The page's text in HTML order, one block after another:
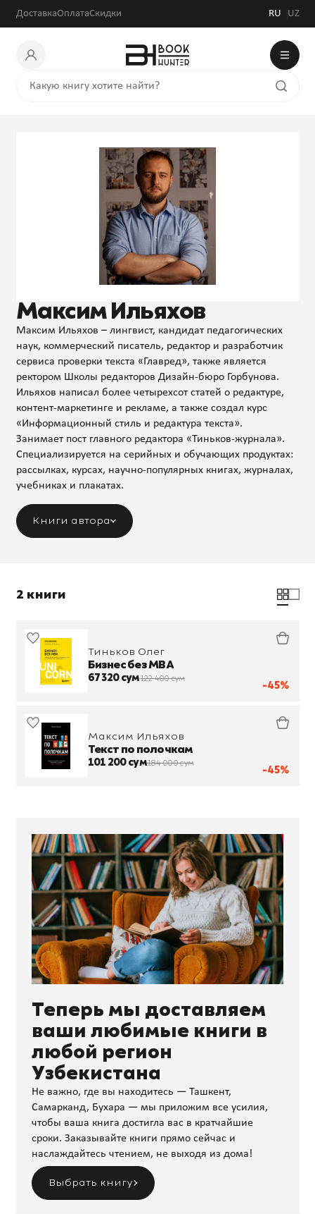
ДоставкаОплатаСкидки RU UZ
Максим Ильяхов
Максим Ильяхов – лингвист, кандидат педагогических
наук, коммерческий писатель, редактор и разработчик
сервиса проверки текста «Главред», также является
ректором Школы редакторов Дизайн-бюро Горбунова.
Ильяхов написал более четырехсот статей о редактуре,
контент-маркетинге и рекламе, а также создал курс
«Информационный стиль и редактура текста».
Занимает пост главного редактора «Тиньков-журнала».
Специализируется на серийных и обучающих продуктах:
рассылках, курсах, научно-популярных книгах, журналах,
учебниках и плакатах.
Книги автора
2 книги
-45%
Тиньков Олег
Бизнес без MBA
67 320 сум122 400 сум
-45%
Максим Ильяхов
Текст по полочкам
101 200 сум184 000 сум
Теперь мы доставляем
ваши любимые книги в
любой регион
Узбекистана
Не важно, где вы находитесь — Ташкент,
Самарканд, Бухара — мы приложим все усилия,
чтобы ваша книга достигла вас в кратчайшие
сроки. Заказывайте книги прямо сейчас и
наслаждайтесь чтением, не выходя из дома!
Выбрать книгу